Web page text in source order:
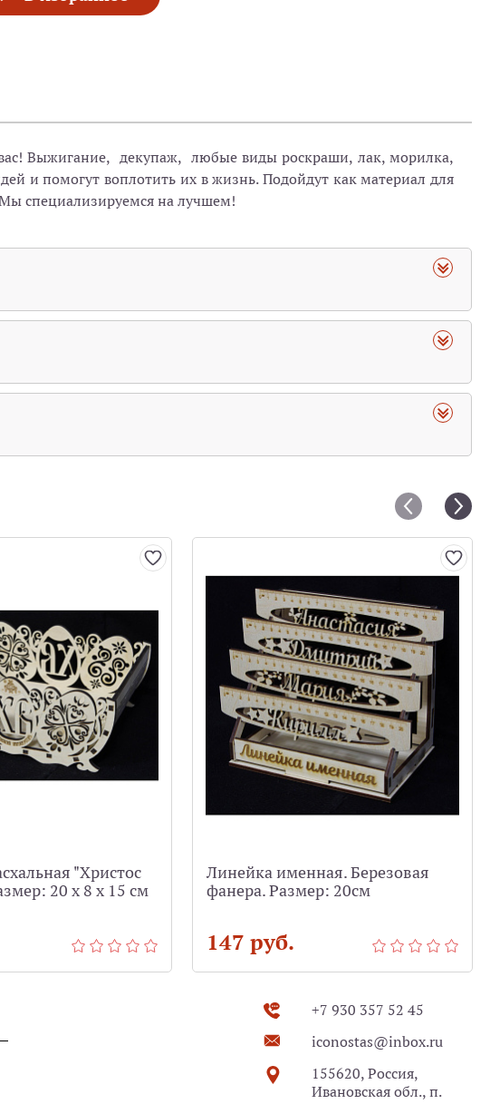
вас! Выжигание, декупаж, любые виды роскраши, лак, морилка,
и помогут воплотить их в жизнь. Подойдут как материал для
специализируемся на лучшем!
"Христос
20 х 8 х 15 см
Линейка именная. Березовая
фанера. Размер: 20см
147 руб.
+7 930 357 52 45
iconostas@inbox.ru
155620, Россия,
Ивановская обл., п.